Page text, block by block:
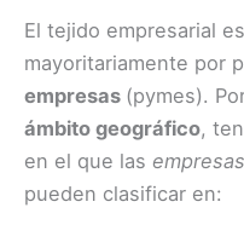
El tejido empresarial
mayoritariamente por
empresas (pymes).
ámbito geográfico,
en el que las empresas
pueden clasificar en: